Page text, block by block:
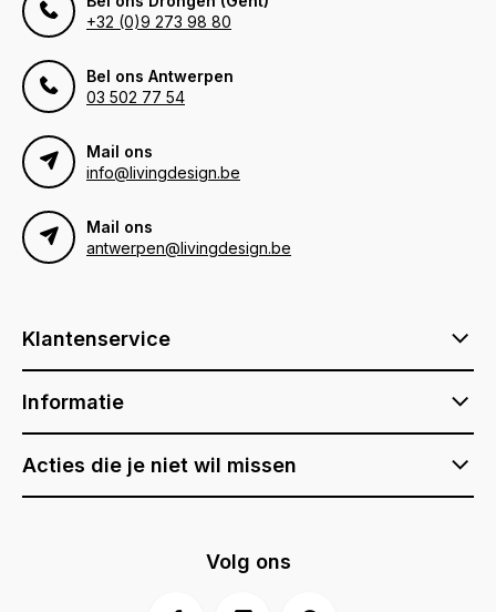
+32 (0)9 273 98 80
Bel ons Antwerpen
03 502 77 54
Mail ons
info@livingdesign.be
Mail ons
antwerpen@livingdesign.be
Klantenservice
Informatie
Acties die je niet wil missen
Volg ons